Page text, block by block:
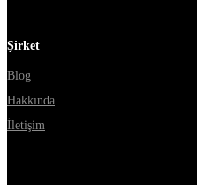
Şirket
Blog
Hakkında
İletişim